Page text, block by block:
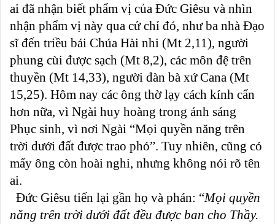
ai đã nhận biết phẩm vị của Đức Giêsu và nhìn
nhận phẩm vị này qua cử chỉ đó, như ba nhà Đạo
sĩ đến triều bái Chúa Hài nhi (Mt 2,11), người
phung cùi được sạch (Mt 8,2), các môn đệ trên
thuyền (Mt 14,33), người đàn bà xứ Cana (Mt
15,25). Hôm nay các ông thờ lạy cách kính cẩn
hơn nữa, vì Ngài huy hoàng trong ánh sáng
Phục sinh, vì nơi Ngài “Mọi quyền năng trên
trời dưới đất được trao phó”. Tuy nhiên, cũng có
mấy ông còn hoài nghi, nhưng không nói rõ tên
ai.
Đức Giêsu tiến lại gần họ và phán: “Mọi quyền
năng trên trời dưới đất đều được ban cho Thầy.